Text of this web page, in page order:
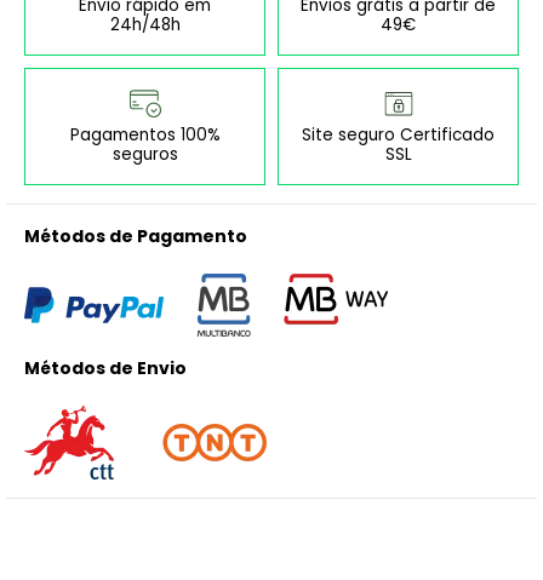
Envio rápido em
24h/48h
Envios grátis a partir de
49€
Pagamentos 100%
seguros
Site seguro Certificado
SSL
Métodos de Pagamento
Métodos de Envio